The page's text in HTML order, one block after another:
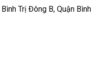
Trị Đông B, Quận Bình